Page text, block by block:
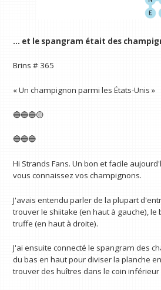
… et le spangram était des
Brins # 365
« Un champignon parmi les États-Unis »
🔵🔵🔵🟡
🔵🔵🔵
Hi Strands Fans. Un bon et facile
vous connaissez vos champignons.
J'avais entendu parler de la plupart
trouver le shiitake (en haut à gauche), le
truffe (en haut à droite).
J'ai ensuite connecté le spangram des
du bas en haut pour diviser la planche
trouver des huîtres dans le coin inférieur